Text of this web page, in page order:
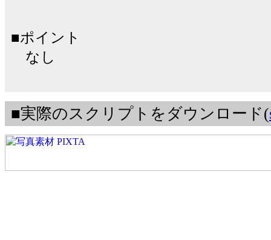
■ポイント
なし
■実際のスクリプトをダウンロード(